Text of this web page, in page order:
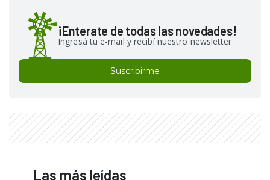
¡Enterate de todas las novedades!
Ingresá tu e-mail y recibí nuestro newsletter
Suscribirme
Las más leídas